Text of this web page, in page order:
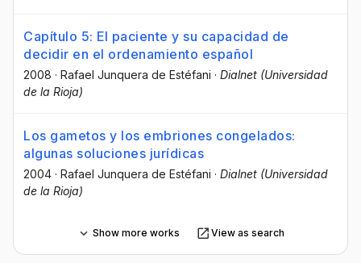
Capítulo 5: El paciente y su capacidad de
decidir en el ordenamiento español
2008 · Rafael Junquera de Estéfani · Dialnet (Universidad
de la Rioja)
Los gametos y los embriones congelados:
algunas soluciones jurídicas
2004 · Rafael Junquera de Estéfani · Dialnet (Universidad
de la Rioja)
Show more works View as search